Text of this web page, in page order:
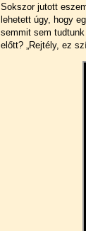
Sokszor jutott
lehetett úgy, hogy
semmit sem
előtt? „Rejtély, ez